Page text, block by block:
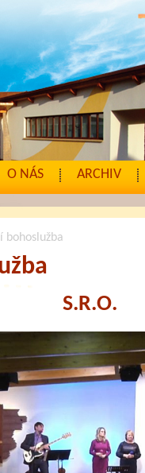
O NÁS ARCHIV
bohoslužba
S.R.O.